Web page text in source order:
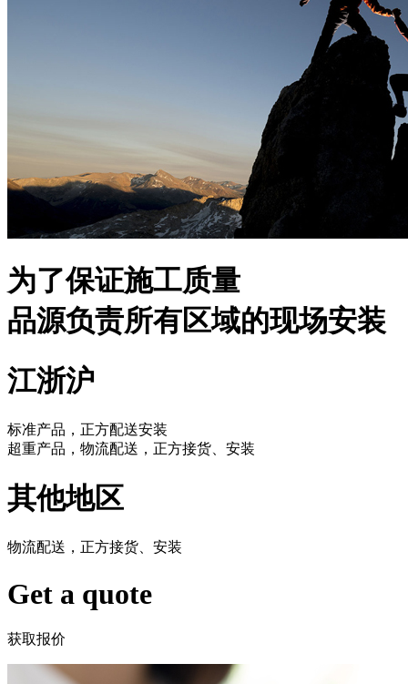
为了保证施工质量
品源负责所有区域的现场安装
江浙沪
标准产品，正方配送安装
超重产品，物流配送，正方接货、安装
其他地区
物流配送，正方接货、安装
Get a quote
获取报价